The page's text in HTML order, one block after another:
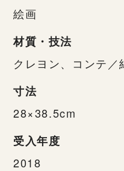
絵画
材質・技法
クレヨン、コンテ／
寸法
28×38.5cm
受入年度
2018